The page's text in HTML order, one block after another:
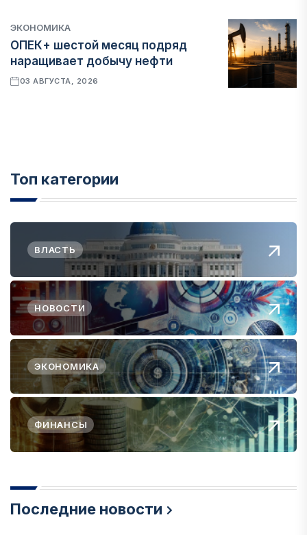
ЭКОНОМИКА
ОПЕК+ шестой месяц подряд
наращивает добычу нефти
03 АВГУСТА, 2026
Топ категории
ВЛАСТЬ
НОВОСТИ
ЭКОНОМИКА
ФИНАНСЫ
Последние новости